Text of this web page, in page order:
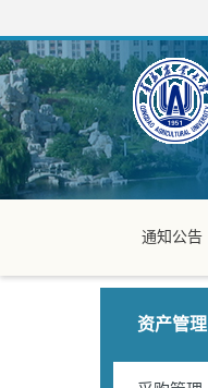
通知公告
资产管理